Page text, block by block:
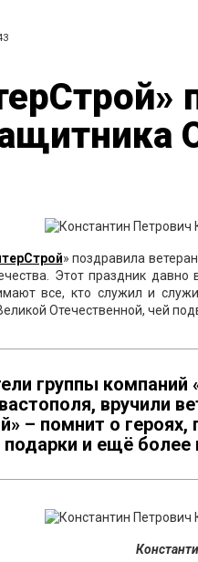
» поздравила
Этот праздник
все, кто служил и
Отечественной, чей
группы
вручили
– помнит о
и ещё более